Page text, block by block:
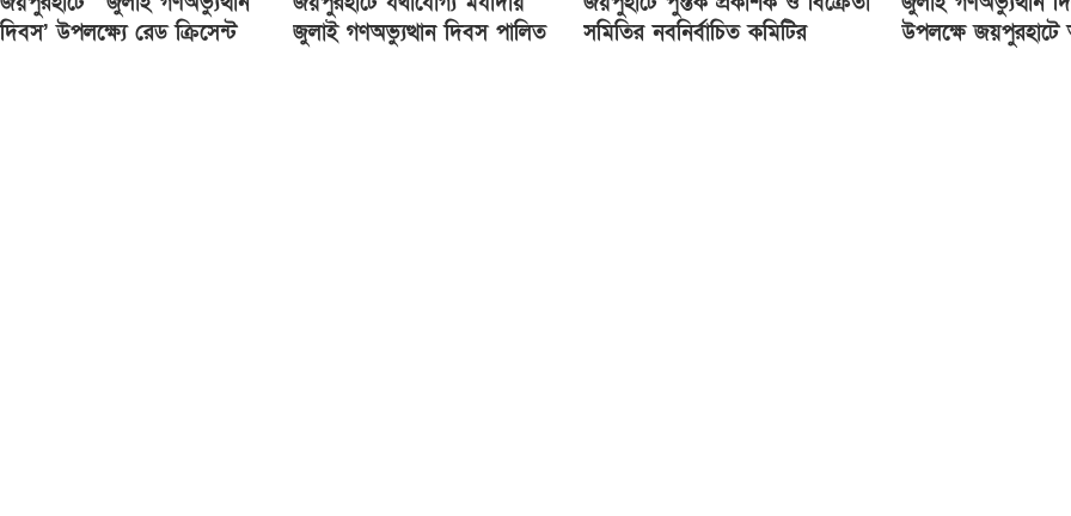
দিবস’ উপলক্ষ্যে রেড ক্রিসেন্ট
জুলাই গণঅভ্যুত্থান দিবস পালিত
সমিতির নবনির্বাচিত কমিটির
উপলক্ষে